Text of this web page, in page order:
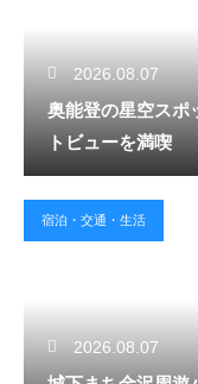
2026.08.07
奥能登の星空スポ
トビューを満喫
宿泊・交通・生活
2026.08.07